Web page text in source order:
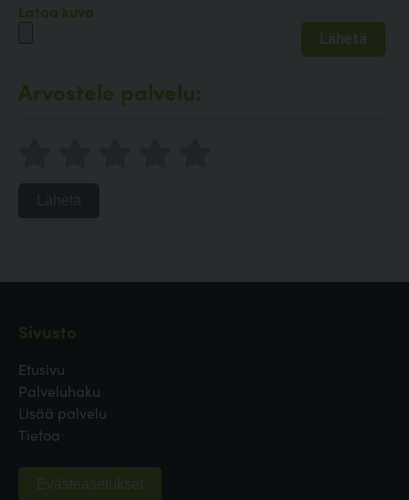
Lataa kuva
Arvostele palvelu:
Etusivu
Palveluhaku
Lisää palvelu
Tietoa
Evästeasetukset